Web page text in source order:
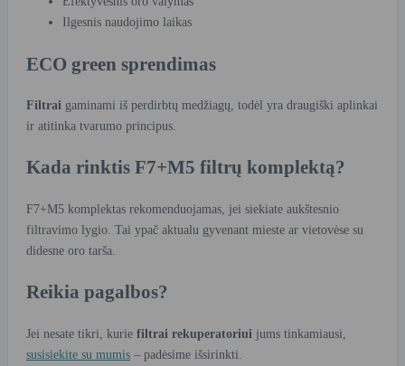
Ilgesnis naudojimo laikas
ECO green sprendimas
Filtrai gaminami iš perdirbtų medžiagų, todėl yra draugiški aplinkai
ir atitinka tvarumo principus.
Kada rinktis F7+M5 filtrų komplektą?
F7+M5 komplektas rekomenduojamas, jei siekiate aukštesnio
filtravimo lygio. Tai ypač aktualu gyvenant mieste ar vietovėse su
didesne oro tarša.
Reikia pagalbos?
Jei nesate tikri, kurie filtrai rekuperatoriui jums tinkamiausi,
susisiekite su mumis – padėsime išsirinkti.